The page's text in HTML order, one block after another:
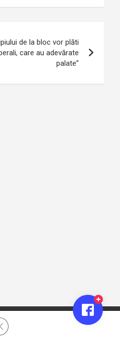
de la bloc vor plăti
care au adevărate
palate”
GDPR Cookie Banner